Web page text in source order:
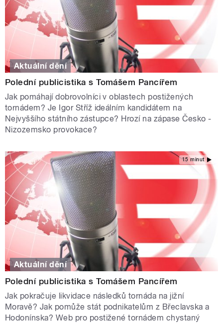
Aktuální dění
Polední publicistika s Tomášem Pancířem
Jak pomáhají dobrovolníci v oblastech postižených
tornádem? Je Igor Stříž ideálním kandidátem na
Nejvyššího státního zástupce? Hrozí na zápase Česko -
Nizozemsko provokace?
15 minut
Aktuální dění
Polední publicistika s Tomášem Pancířem
Jak pokračuje likvidace následků tornáda na jižní
Moravě? Jak pomůže stát podnikatelům z Břeclavska a
Hodonínska? Web pro postižené tornádem chystaný